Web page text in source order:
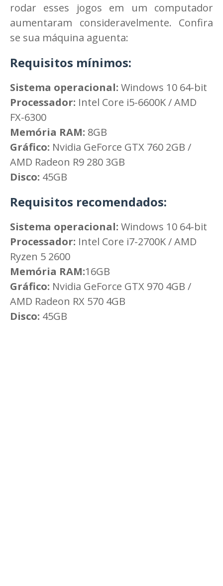
rodar esses jogos em um computador
aumentaram consideravelmente. Confira
se sua máquina aguenta:
Requisitos mínimos:
Sistema operacional: Windows 10 64-bit
Processador: Intel Core i5-6600K / AMD
FX-6300
Memória RAM: 8GB
Gráfico: Nvidia GeForce GTX 760 2GB /
AMD Radeon R9 280 3GB
Disco: 45GB
Requisitos recomendados:
Sistema operacional: Windows 10 64-bit
Processador: Intel Core i7-2700K / AMD
Ryzen 5 2600
Memória RAM:16GB
Gráfico: Nvidia GeForce GTX 970 4GB /
AMD Radeon RX 570 4GB
Disco: 45GB